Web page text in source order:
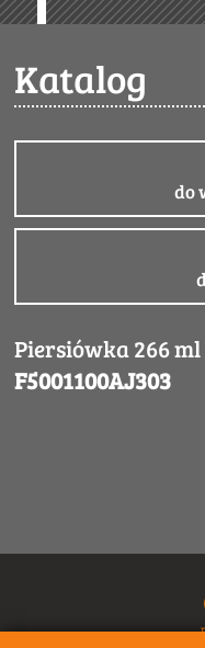
Katalog
do
Piersiówka 266
F5001100AJ303